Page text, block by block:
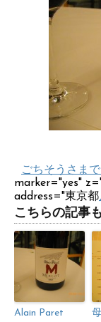
ごちそうさま
marker="yes"
address="東京都
こちらの記事
Alain Paret